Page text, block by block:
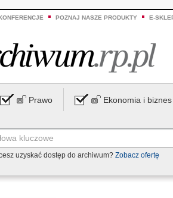
POZNAJ NASZE PRODUKTY E-
Prawo Ekonomia i biznes
uzyskać dostęp do archiwum? Zobacz ofertę